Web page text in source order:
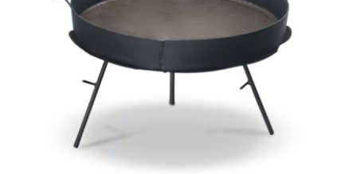
AGREGAR AL CARRITO DETAILS